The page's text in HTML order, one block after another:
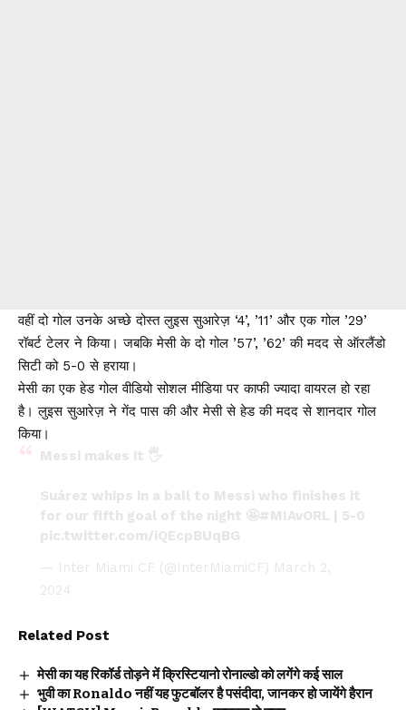
वहीं दो गोल उनके अच्छे दोस्त लुइस सुआरेज़ ‘4’, ’11’ और एक गोल ’29’
रॉबर्ट टेलर ने किया। जबकि मेसी के दो गोल ’57’, ’62’ की मदद से ऑरलैंडो
सिटी को 5-0 से हराया।
मेसी का एक हेड गोल वीडियो सोशल मीडिया पर काफी ज्यादा वायरल हो रहा
है। लुइस सुआरेज़ ने गेंद पास की और मेसी से हेड की मदद से शानदार गोल
किया।
Messi makes it 🖐️
Suárez whips in a ball to Messi who finishes it
for our fifth goal of the night 🤩#MIAvORL | 5-0
pic.twitter.com/iQEcpBUqBG
— Inter Miami CF (@InterMiamiCF) March 2,
2024
Related Post
मेसी का यह रिकॉर्ड तोड़ने में क्रिस्टियानो रोनाल्डो को लगेंगे कई साल
भुवी का Ronaldo नहीं यह फुटबॉलर है पसंदीदा, जानकर हो जायेंगे हैरान